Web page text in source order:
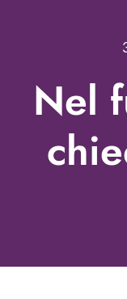
Nonprofit
Libri
Fundraising
Multimedia
Come
Nel